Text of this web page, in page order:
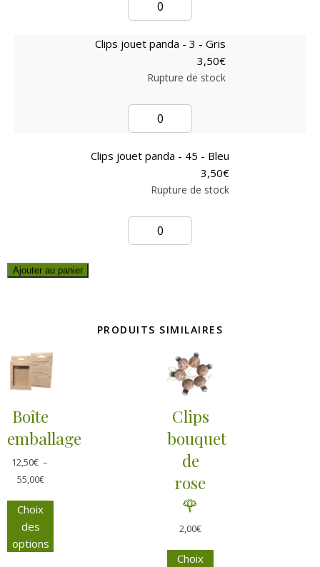
Clips jouet panda - 3 - Gris
3,50€
Rupture de stock
Clips jouet panda - 45 - Bleu
3,50€
Rupture de stock
Ajouter au panier
PRODUITS SIMILAIRES
Boîte
emballage
12,50€ –
55,00€
Choix
des
options
Clips
bouquet
de
rose
🌹
2,00€
Choix